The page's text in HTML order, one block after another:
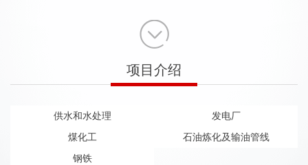
项目介绍
供水和水处理
发电厂
煤化工
石油炼化及输油管线
钢铁